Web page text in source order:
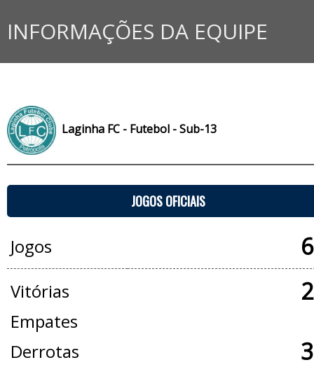
INFORMAÇÕES DA EQUIPE
Laginha FC - Futebol - Sub-13
JOGOS OFICIAIS
Jogos
Vitórias
Empates
Derrotas